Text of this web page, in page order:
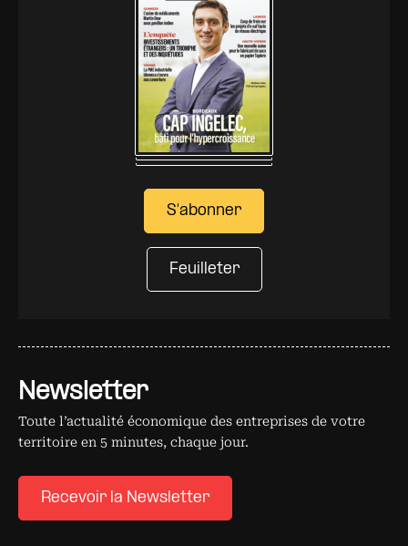
Newsletter
Toute l’actualité économique des entreprises de votre
territoire en 5 minutes, chaque jour.
Recevoir la Newsletter
S'abonner
Feuilleter